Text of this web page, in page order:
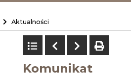
Aktualności
Powrót do listy
Poprzedni
Następny
drukuj
Komunikat